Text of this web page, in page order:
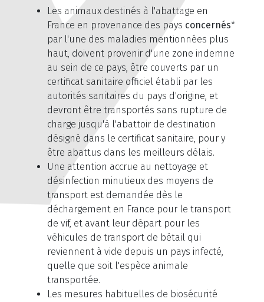
Les animaux destinés à l'abattage en
France en provenance des pays concernés*
par l'une des maladies mentionnées plus
haut, doivent provenir d'une zone indemne
au sein de ce pays, être couverts par un
certificat sanitaire officiel établi par les
autorités sanitaires du pays d'origine, et
devront être transportés sans rupture de
charge jusqu'à l'abattoir de destination
désigné dans le certificat sanitaire, pour y
être abattus dans les meilleurs délais.
Une attention accrue au nettoyage et
désinfection minutieux des moyens de
transport est demandée dès le
déchargement en France pour le transport
de vif, et avant leur départ pour les
véhicules de transport de bétail qui
reviennent à vide depuis un pays infecté,
quelle que soit l'espèce animale
transportée.
Les mesures habituelles de biosécurité